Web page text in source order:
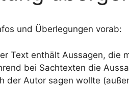
und Überlegungen vorab:
Text enthält Aussagen, die
bei Sachtexten die
der Autor sagen wollte